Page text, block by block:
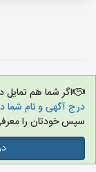
اگر شما هم تمایل
درج آگهی و نام شما
سپس خودتان را